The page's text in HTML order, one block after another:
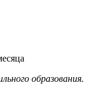
образования.